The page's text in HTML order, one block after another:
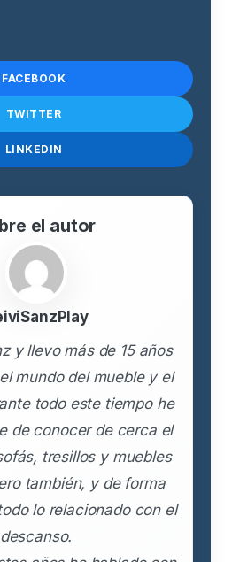
FACEBOOK
TWITTER
LINKEDIN
el autor
y llevo más de 15 años
mundo del mueble y el
todo este tiempo he
de conocer de cerca el
tresillos y muebles
también, y de forma
lo relacionado con el
descanso.